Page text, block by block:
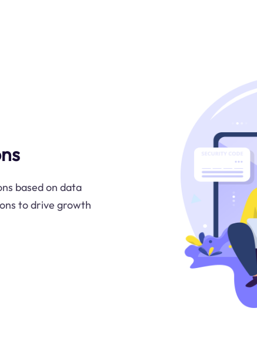
based on data
to drive growth